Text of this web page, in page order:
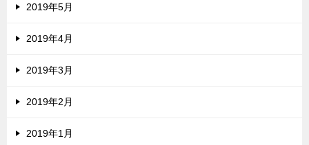
2019年5月
2019年4月
2019年3月
2019年2月
2019年1月